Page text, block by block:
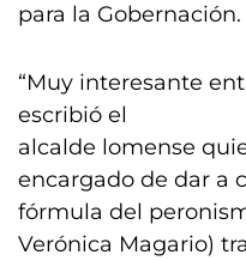
para la Gobernación.
“Muy interesante
escribió el
alcalde lomense
encargado de dar a
fórmula del
Verónica Magario)